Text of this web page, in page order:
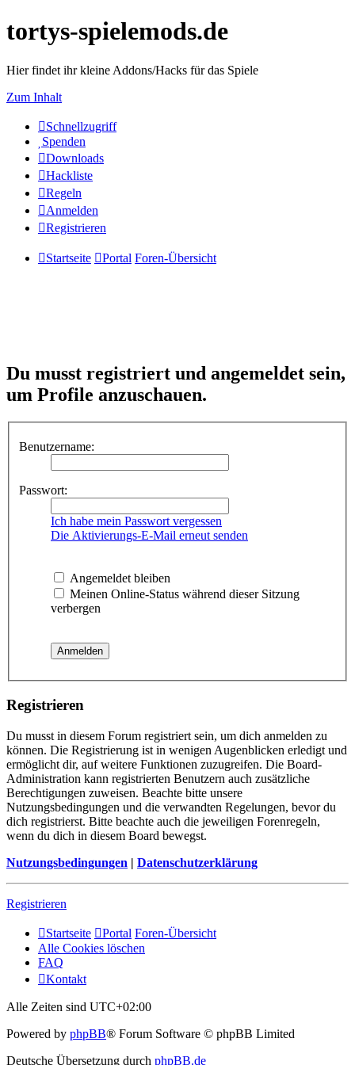
tortys-spielemods.de
Hier findet ihr kleine Addons/Hacks für das Spiele
Zum Inhalt
Schnellzugriff
Spenden
Downloads
Hackliste
Regeln
Anmelden
Registrieren
Startseite Portal Foren-Übersicht
Du musst registriert und angemeldet sein,
um Profile anzuschauen.
Benutzername:
Passwort:
Ich habe mein Passwort vergessen
Die Aktivierungs-E-Mail erneut senden
Angemeldet bleiben
Meinen Online-Status während dieser Sitzung
verbergen
Registrieren
Du musst in diesem Forum registriert sein, um dich anmelden zu
können. Die Registrierung ist in wenigen Augenblicken erledigt und
ermöglicht dir, auf weitere Funktionen zuzugreifen. Die Board-
Administration kann registrierten Benutzern auch zusätzliche
Berechtigungen zuweisen. Beachte bitte unsere
Nutzungsbedingungen und die verwandten Regelungen, bevor du
dich registrierst. Bitte beachte auch die jeweiligen Forenregeln,
wenn du dich in diesem Board bewegst.
Nutzungsbedingungen | Datenschutzerklärung
Registrieren
Startseite Portal Foren-Übersicht
Alle Cookies löschen
FAQ
Kontakt
Alle Zeiten sind UTC+02:00
Powered by phpBB® Forum Software © phpBB Limited
Deutsche Übersetzung durch phpBB.de